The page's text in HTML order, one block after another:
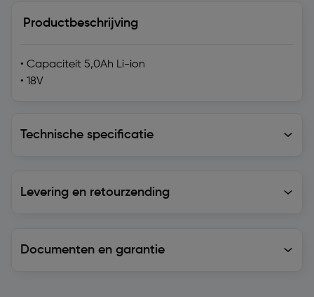
Productbeschrijving
• Capaciteit 5,0Ah Li-ion
• 18V
Technische specificatie
Levering en retourzending
Documenten en garantie